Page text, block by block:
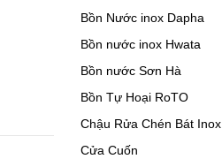
Bồn Nước inox Dapha
Bồn nước inox Hwata
Bồn nước Sơn Hà
Bồn Tự Hoại RoTO
Chậu Rửa Chén Bát Inox
Cửa Cuốn